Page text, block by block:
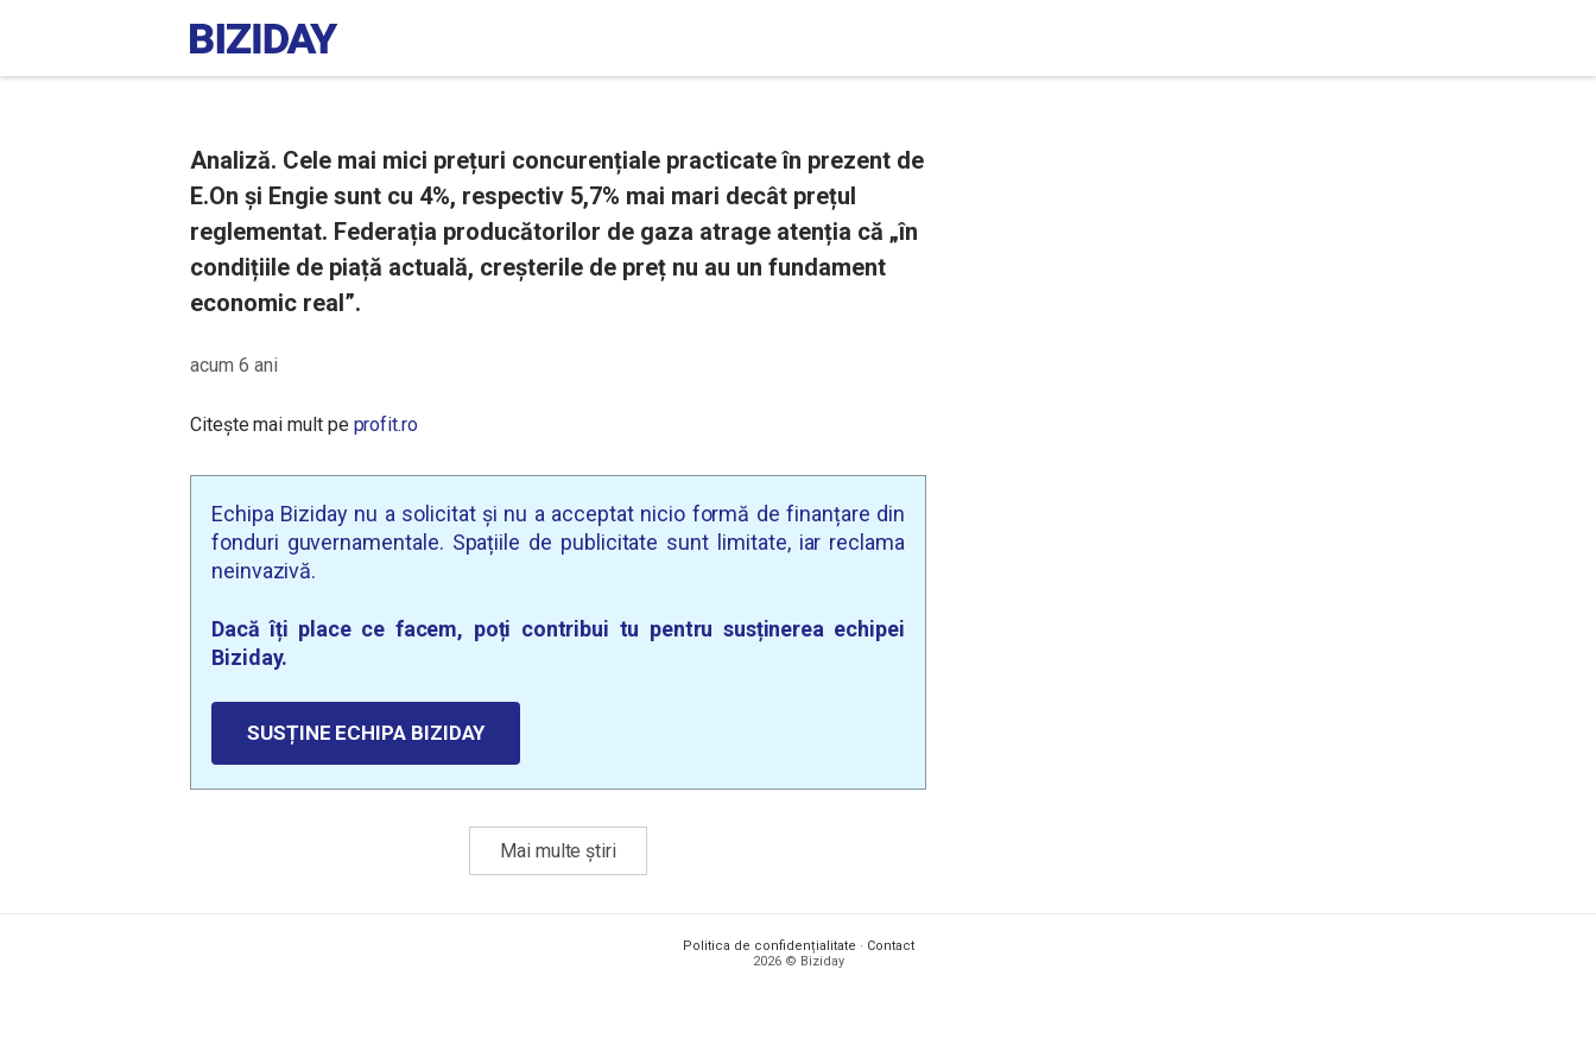
Analiză. Cele mai mici prețuri concurențiale practicate în prezent de
E.On și Engie sunt cu 4%, respectiv 5,7% mai mari decât prețul
reglementat. Federația producătorilor de gaza atrage atenția că „în
condițiile de piață actuală, creșterile de preț nu au un fundament
economic real”.
acum 6 ani
Citește mai mult pe profit.ro
Echipa Biziday nu a solicitat și nu a acceptat nicio formă de finanțare din
fonduri guvernamentale. Spațiile de publicitate sunt limitate, iar reclama
neinvazivă.
Dacă îți place ce facem, poți contribui tu pentru susținerea echipei
Biziday.
SUSȚINE ECHIPA BIZIDAY
Mai multe știri
Politica de confidențialitate · Contact
2026 © Biziday